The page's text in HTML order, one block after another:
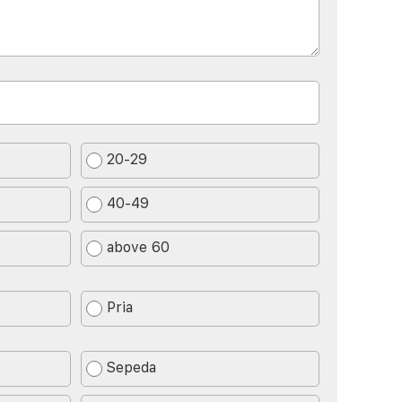
20-29
40-49
above 60
Pria
Sepeda